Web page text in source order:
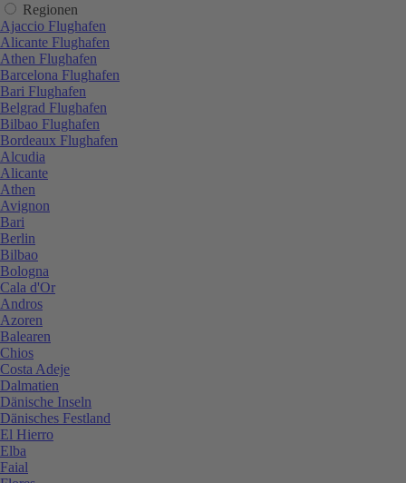
Regionen
Ajaccio Flughafen
Alicante Flughafen
Athen Flughafen
Barcelona Flughafen
Bari Flughafen
Belgrad Flughafen
Bilbao Flughafen
Bordeaux Flughafen
Alcudia
Alicante
Athen
Avignon
Bari
Berlin
Bilbao
Bologna
Cala d'Or
Andros
Azoren
Balearen
Chios
Costa Adeje
Dalmatien
Dänische Inseln
Dänisches Festland
El Hierro
Elba
Faial